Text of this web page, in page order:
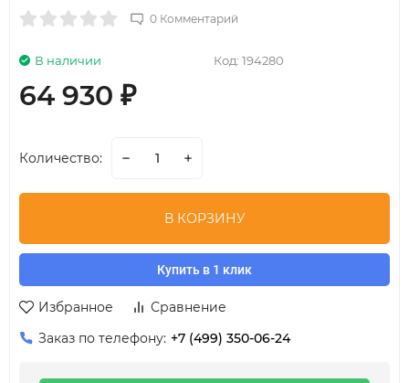
0 Комментарий
Код: 194280
В наличии
64 930 ₽
Количество:
В КОРЗИНУ
Купить в 1 клик
Избранное
Сравнение
Заказ по телефону: +7 (499) 350-06-24